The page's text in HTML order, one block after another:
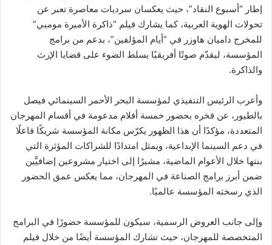
إطار “أسبوع النقاد”، حيث يعكسان سرديات معاصرة تعبر عن
تحولات الهوية العربية، كما يشارك فيلم “ذاكرة الأميرة مومبي”
للمخرج داميان هاوزر في “أيام المؤلفين”، بدعم من برامج
المؤسسة، ليقدّم صوتًا أفريقيًا يسلط الضوء على قضايا الإرث
والذاكرة.
وأعرب الرئيس التنفيذي لمؤسسة البحر الأحمر السينمائي فيصل
بالطيور، عن فخره بحضور خمسة أفلام مدعومة في أقسام المهرجان
المتعددة، مؤكدًا أن هذا الظهور يكرّس مكانة المؤسسة شريكًا فاعلًا
في دعم السينما الإبداعية، ويمثل امتدادًا للشراكات المؤثرة التي
بنتها خلال الأعوام الماضية، مشيرًا إلى اختيار مشروعين إضافيَّين
ضمن أبرز برامج الصناعة في المهرجان، مما يعكس عمق الحضور
الذي رسخته المؤسسة عالميًا.
وإلى جانب العروض الرسمية، سيكون للمؤسسة حضورًا في البرامج
المتخصصة للمهرجان، حيث تشارك المؤسسة أيضًا من خلال فيلم